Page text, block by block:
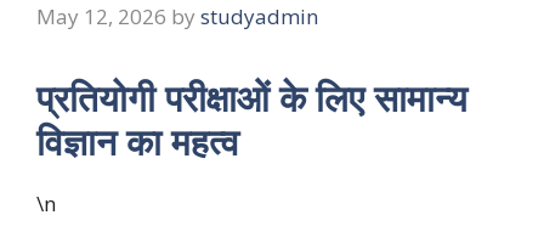
May 12, 2026 by studyadmin
प्रतियोगी परीक्षाओं के लिए सामान्य
विज्ञान का महत्व
\n